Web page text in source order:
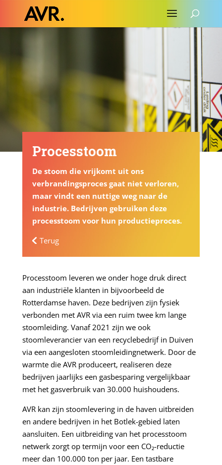
Processtoom
De stoom die vrijkomt uit ons
verbrandingsproces gaat niet verloren,
maar vindt een nuttige weg naar de
industrie. Bedrijven gebruiken deze
processtoom voor hun productieproces.
Terug
Processtoom leveren we onder hoge druk direct
aan industriële klanten in bijvoorbeeld de
Rotterdamse haven. Deze bedrijven zijn fysiek
verbonden met AVR via een ruim twee km lange
stoomleiding. Vanaf 2021 zijn we ook
stoomleverancier van een recyclebedrijf in Duiven
via een aangesloten stoomleidingnetwerk. Door de
warmte die AVR produceert, realiseren deze
bedrijven jaarlijks een gasbesparing vergelijkbaar
met het gasverbruik van 30.000 huishoudens.
AVR kan zijn stoomlevering in de haven uitbreiden
en andere bedrijven in het Botlek-gebied laten
aansluiten. Een uitbreiding van het processtoom
netwerk zorgt op termijn voor een CO₂-reductie
meer dan 100.000 ton per jaar. Een tastbare